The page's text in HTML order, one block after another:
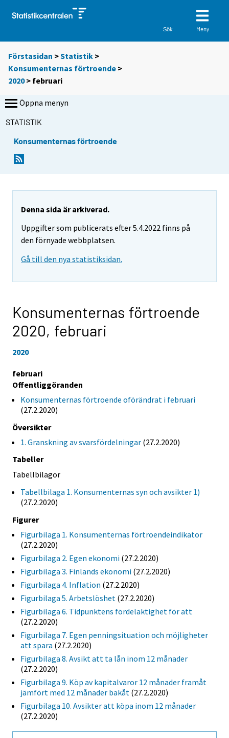
Sök Meny
Förstasidan >Statistik >
Konsumenternas förtroende >
2020> februari
Öppna menyn
STATISTIK
Konsumenternas förtroende
Denna sida är arkiverad.
Uppgifter som publicerats efter 5.4.2022 finns på
den förnyade webbplatsen.
Gå till den nya statistiksidan.
Konsumenternas förtroende
2020, februari
2020
februari
Offentliggöranden
Konsumenternas förtroende oförändrat i februari
(27.2.2020)
Översikter
1. Granskning av svarsfördelningar (27.2.2020)
Tabeller
Tabellbilagor
Tabellbilaga 1. Konsumenternas syn och avsikter 1)
(27.2.2020)
Figurer
Figurbilaga 1. Konsumenternas förtroendeindikator
(27.2.2020)
Figurbilaga 2. Egen ekonomi (27.2.2020)
Figurbilaga 3. Finlands ekonomi (27.2.2020)
Figurbilaga 4. Inflation (27.2.2020)
Figurbilaga 5. Arbetslöshet (27.2.2020)
Figurbilaga 6. Tidpunktens fördelaktighet för att
(27.2.2020)
Figurbilaga 7. Egen penningsituation och möjligheter
att spara (27.2.2020)
Figurbilaga 8. Avsikt att ta lån inom 12 månader
(27.2.2020)
Figurbilaga 9. Köp av kapitalvaror 12 månader framåt
jämfört med 12 månader bakåt (27.2.2020)
Figurbilaga 10. Avsikter att köpa inom 12 månader
(27.2.2020)